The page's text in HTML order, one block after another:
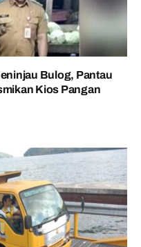
Bulog, Pantau
Kios Pangan